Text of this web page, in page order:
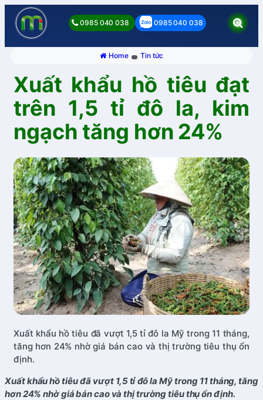
0985 040 038 0985 040 038
Home Tin tức
Xuất khẩu hồ tiêu đạt
trên 1,5 tỉ đô la, kim
ngạch tăng hơn 24%
Xuất khẩu hồ tiêu đã vượt 1,5 tỉ đô la Mỹ trong 11 tháng,
tăng hơn 24% nhờ giá bán cao và thị trường tiêu thụ ổn
định.
Xuất khẩu hồ tiêu đã vượt 1,5 tỉ đô la Mỹ trong 11 tháng, tăng
hơn 24% nhờ giá bán cao và thị trường tiêu thụ ổn định.